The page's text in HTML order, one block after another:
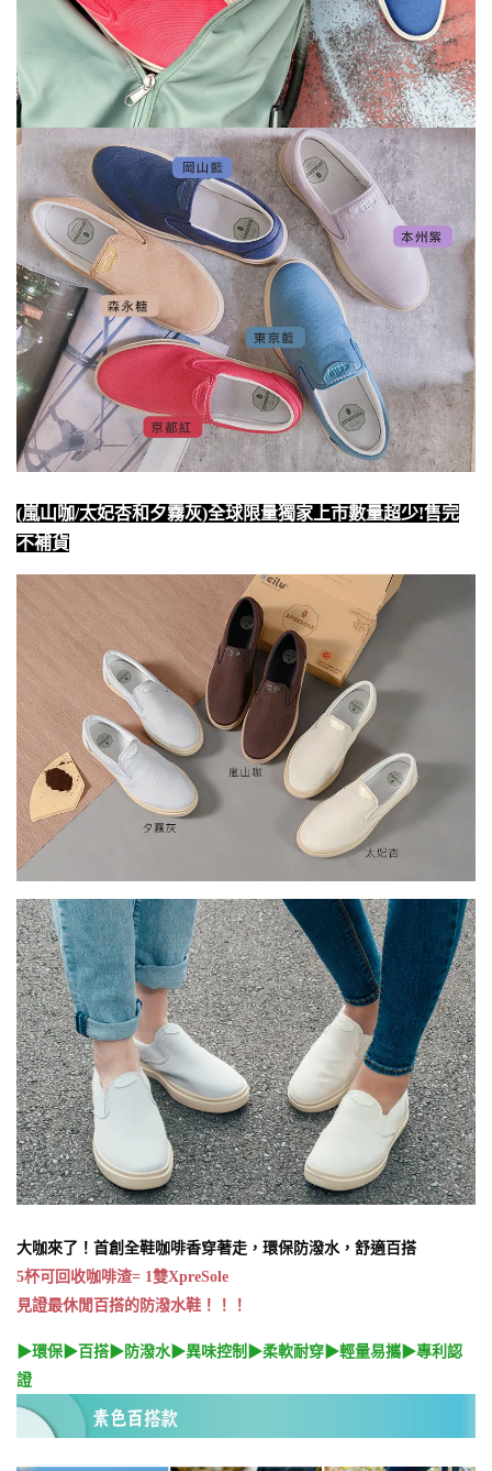
(嵐山咖/太妃杏和夕霧灰)全球限量獨家上市數量超少!售完
不補貨
大咖來了！ 首創全鞋咖啡香穿著走，環保防潑水，舒適百搭
5杯可回收咖啡渣= 1雙XpreSole
見證最休閒百搭的防潑水鞋！！！
▶環保▶百搭▶防潑水▶異味控制▶柔軟耐穿▶輕量易攜▶專利認
證